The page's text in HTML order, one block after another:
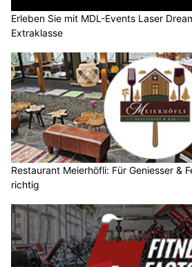
Erleben Sie mit MDL-Events Laser
Extraklasse
Restaurant Meierhöfli: Für Geniesser &
richtig